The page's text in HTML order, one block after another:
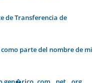
de Transferencia de
parte del nombre de mi